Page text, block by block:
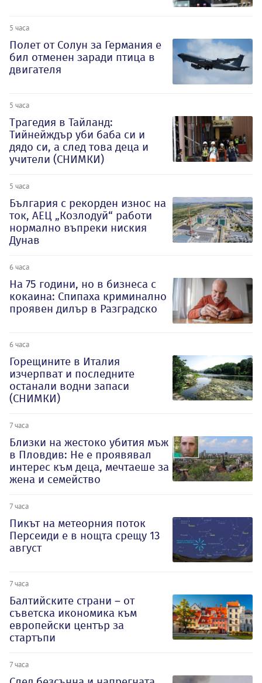
5 часа
Полет от Солун за Германия е
бил отменен заради птица в
двигателя
5 часа
Трагедия в Тайланд:
Тийнейждър уби баба си и
дядо си, а след това деца и
учители (СНИМКИ)
5 часа
България с рекорден износ на
ток, АЕЦ „Козлодуй“ работи
нормално въпреки ниския
Дунав
6 часа
На 75 години, но в бизнеса с
кокаина: Спипаха криминално
проявен дилър в Разградско
6 часа
Горещините в Италия
изчерпват и последните
останали водни запаси
(СНИМКИ)
7 часа
Близки на жестоко убития мъж
в Пловдив: Не е проявявал
интерес към деца, мечтаеше за
жена и семейство
7 часа
Пикът на метеорния поток
Персеиди е в нощта срещу 13
август
7 часа
Балтийските страни – от
съветска икономика към
европейски център за
стартъпи
7 часа